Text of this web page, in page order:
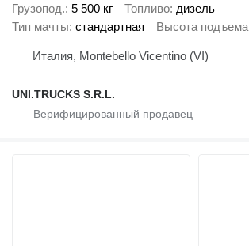
Грузопод. 5 500 кг Топливо дизель
Тип мачты стандартная Высота подъема
Италия, Montebello Vicentino (VI)
UNI.TRUCKS S.R.L.